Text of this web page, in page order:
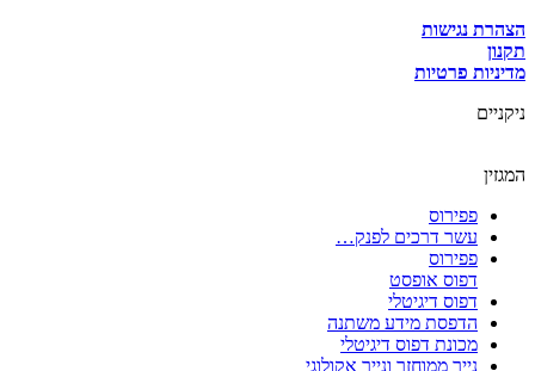
הצהרת נגישות
תקנון
מדיניות פרטיות
ניקניים
המגזין
פפירוס
עשר דרכים לפנק…
פפירוס
דפוס אופסט
דפוס דיגיטלי
הדפסת מידע משתנה
מכונת דפוס דיגיטלי
נייר ממוחזר ונייר אקולוגי